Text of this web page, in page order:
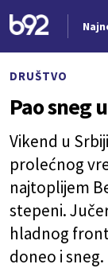
DRUŠTVO
Pao sneg
Vikend u
prolećnog
najtoplijem
stepeni.
hladnog
doneo i sneg.